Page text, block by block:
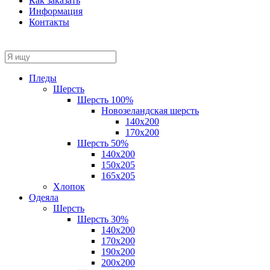
Информация
Контакты
Пледы
Шерсть
Шерсть 100%
Новозеландская шерсть
140х200
170x200
Шерсть 50%
140x200
150х205
165х205
Хлопок
Одеяла
Шерсть
Шерсть 30%
140х200
170х200
190х200
200х200